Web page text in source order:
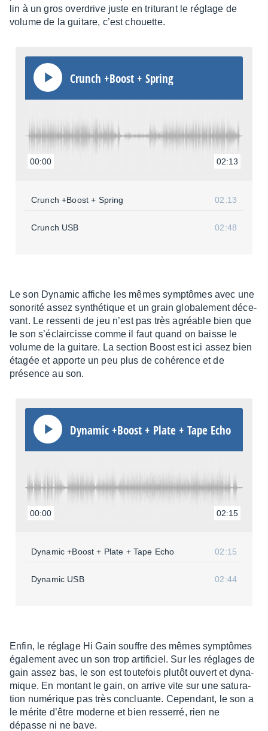
lin à un gros over­drive juste en tritu­rant le réglage de
volume de la guitare, c’est chouette.
Crunch +Boost + Spring
00:00 02:13
Crunch +Boost + Spring 02:13
Crunch USB 02:48
Le son Dyna­mic affiche les mêmes symp­tômes avec une
sono­rité assez synthé­tique et un grain globa­le­ment déce­
vant. Le ressenti de jeu n’est pas très agréable bien que
le son s’éclair­cisse comme il faut quand on baisse le
volume de la guitare. La section Boost est ici assez bien
étagée et apporte un peu plus de cohé­rence et de
présence au son.
Dyna­mic +Boost + Plate + Tape Echo
00:00 02:15
Dyna­mic +Boost + Plate + Tape Echo 02:15
Dyna­mic USB 02:44
Enfin, le réglage Hi Gain souffre des mêmes symp­tômes
égale­ment avec un son trop arti­fi­ciel. Sur les réglages de
gain assez bas, le son est toute­fois plutôt ouvert et dyna­
mique. En montant le gain, on arrive vite sur une satu­ra­
tion numé­rique pas très concluante. Cepen­dant, le son a
le mérite d’être moderne et bien resserré, rien ne
dépasse ni ne bave.